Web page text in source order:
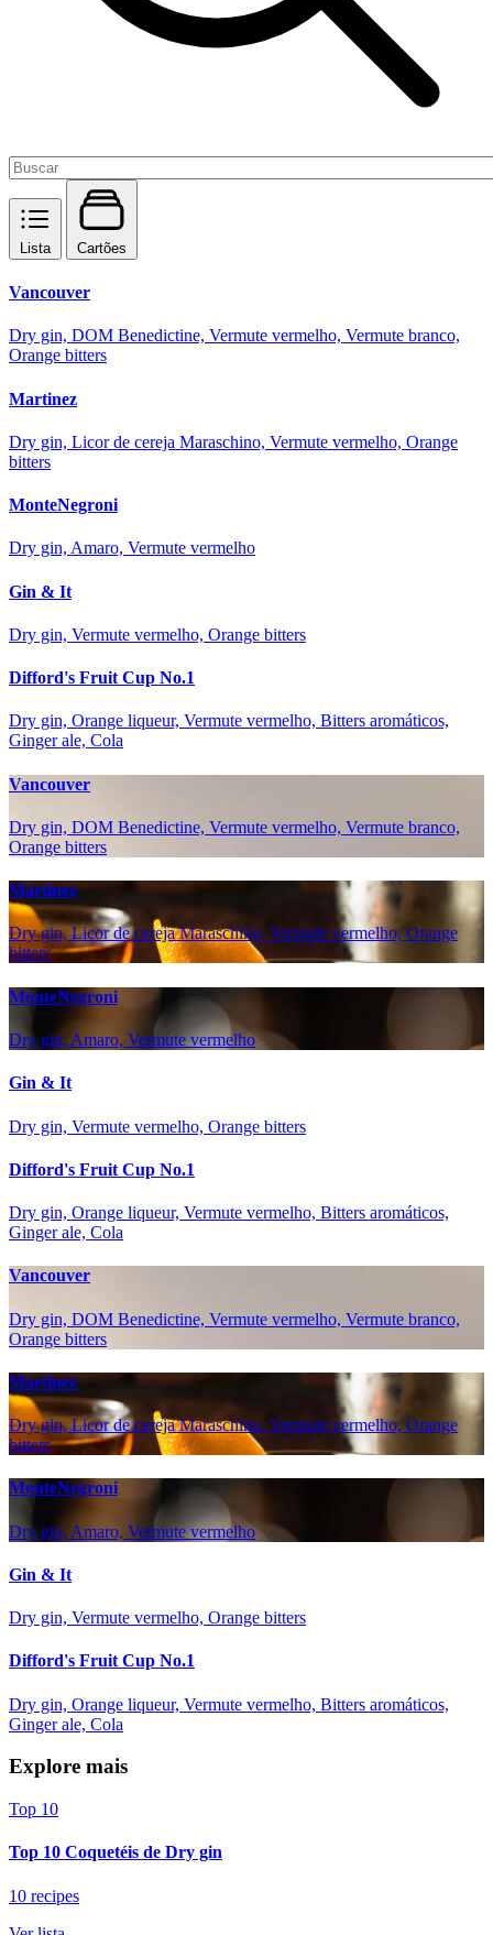
Lista Cartões
Vancouver
Dry gin, DOM Benedictine, Vermute vermelho, Vermute branco,
Orange bitters
Martinez
Dry gin, Licor de cereja Maraschino, Vermute vermelho, Orange
bitters
MonteNegroni
Dry gin, Amaro, Vermute vermelho
Gin & It
Dry gin, Vermute vermelho, Orange bitters
Difford's Fruit Cup No.1
Dry gin, Orange liqueur, Vermute vermelho, Bitters aromáticos,
Ginger ale, Cola
Vancouver
Dry gin, DOM Benedictine, Vermute vermelho, Vermute branco,
Orange bitters
Martinez
Dry gin, Licor de cereja Maraschino, Vermute vermelho, Orange
bitters
MonteNegroni
Dry gin, Amaro, Vermute vermelho
Gin & It
Dry gin, Vermute vermelho, Orange bitters
Difford's Fruit Cup No.1
Dry gin, Orange liqueur, Vermute vermelho, Bitters aromáticos,
Ginger ale, Cola
Vancouver
Dry gin, DOM Benedictine, Vermute vermelho, Vermute branco,
Orange bitters
Martinez
Dry gin, Licor de cereja Maraschino, Vermute vermelho, Orange
bitters
MonteNegroni
Dry gin, Amaro, Vermute vermelho
Gin & It
Dry gin, Vermute vermelho, Orange bitters
Difford's Fruit Cup No.1
Dry gin, Orange liqueur, Vermute vermelho, Bitters aromáticos,
Ginger ale, Cola
Explore mais
Top 10
Top 10 Coquetéis de Dry gin
10 recipes